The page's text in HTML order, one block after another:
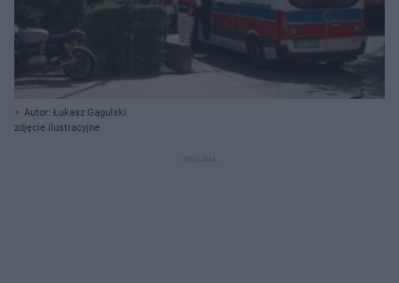
Autor: Łukasz Gągulski
zdjęcie ilustracyjne